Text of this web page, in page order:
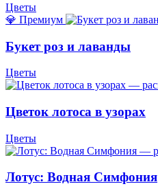
Цветы
💎 Премиум
Букет роз и лаванды
Цветы
Цветок лотоса в узорах
Цветы
Лотус: Водная Симфония